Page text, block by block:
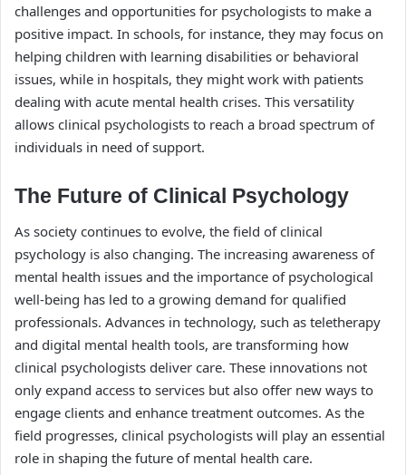
challenges and opportunities for psychologists to make a
positive impact. In schools, for instance, they may focus on
helping children with learning disabilities or behavioral
issues, while in hospitals, they might work with patients
dealing with acute mental health crises. This versatility
allows clinical psychologists to reach a broad spectrum of
individuals in need of support.
The Future of Clinical Psychology
As society continues to evolve, the field of clinical
psychology is also changing. The increasing awareness of
mental health issues and the importance of psychological
well-being has led to a growing demand for qualified
professionals. Advances in technology, such as teletherapy
and digital mental health tools, are transforming how
clinical psychologists deliver care. These innovations not
only expand access to services but also offer new ways to
engage clients and enhance treatment outcomes. As the
field progresses, clinical psychologists will play an essential
role in shaping the future of mental health care.